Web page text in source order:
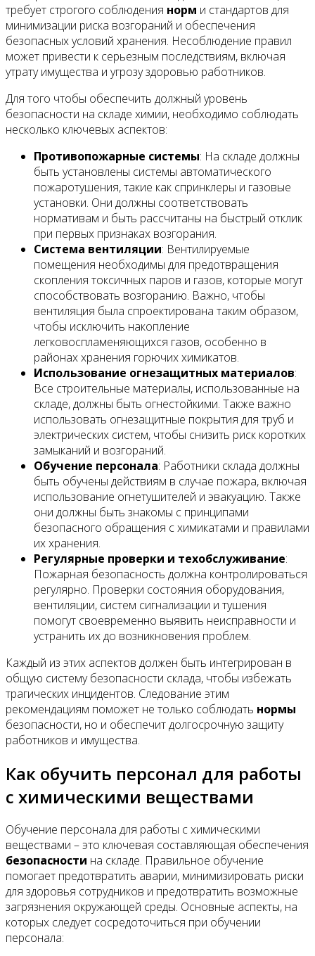
требует строгого соблюдения норм и стандартов для
минимизации риска возгораний и обеспечения
безопасных условий хранения. Несоблюдение правил
может привести к серьезным последствиям, включая
утрату имущества и угрозу здоровью работников.
Для того чтобы обеспечить должный уровень
безопасности на складе химии, необходимо соблюдать
несколько ключевых аспектов:
Противопожарные системы: На складе должны
быть установлены системы автоматического
пожаротушения, такие как спринклеры и газовые
установки. Они должны соответствовать
нормативам и быть рассчитаны на быстрый отклик
при первых признаках возгорания.
Система вентиляции: Вентилируемые
помещения необходимы для предотвращения
скопления токсичных паров и газов, которые могут
способствовать возгоранию. Важно, чтобы
вентиляция была спроектирована таким образом,
чтобы исключить накопление
легковоспламеняющихся газов, особенно в
районах хранения горючих химикатов.
Использование огнезащитных материалов:
Все строительные материалы, использованные на
складе, должны быть огнестойкими. Также важно
использовать огнезащитные покрытия для труб и
электрических систем, чтобы снизить риск коротких
замыканий и возгораний.
Обучение персонала: Работники склада должны
быть обучены действиям в случае пожара, включая
использование огнетушителей и эвакуацию. Также
они должны быть знакомы с принципами
безопасного обращения с химикатами и правилами
их хранения.
Регулярные проверки и техобслуживание:
Пожарная безопасность должна контролироваться
регулярно. Проверки состояния оборудования,
вентиляции, систем сигнализации и тушения
помогут своевременно выявить неисправности и
устранить их до возникновения проблем.
Каждый из этих аспектов должен быть интегрирован в
общую систему безопасности склада, чтобы избежать
трагических инцидентов. Следование этим
рекомендациям поможет не только соблюдать нормы
безопасности, но и обеспечит долгосрочную защиту
работников и имущества.
Как обучить персонал для работы
с химическими веществами
Обучение персонала для работы с химическими
веществами – это ключевая составляющая обеспечения
безопасности на складе. Правильное обучение
помогает предотвратить аварии, минимизировать риски
для здоровья сотрудников и предотвратить возможные
загрязнения окружающей среды. Основные аспекты, на
которых следует сосредоточиться при обучении
персонала: